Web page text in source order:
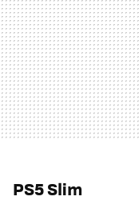
PS5 Slim